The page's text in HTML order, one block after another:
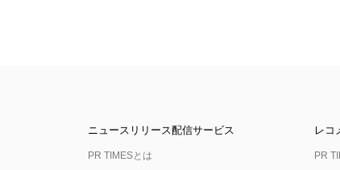
ニュースリリース配信サービス
PR TIMESとは
レコ
PR